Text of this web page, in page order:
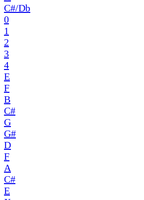
C#/Db
0
1
2
3
4
E
F
B
C#
G
G#
D
F
A
C#
E